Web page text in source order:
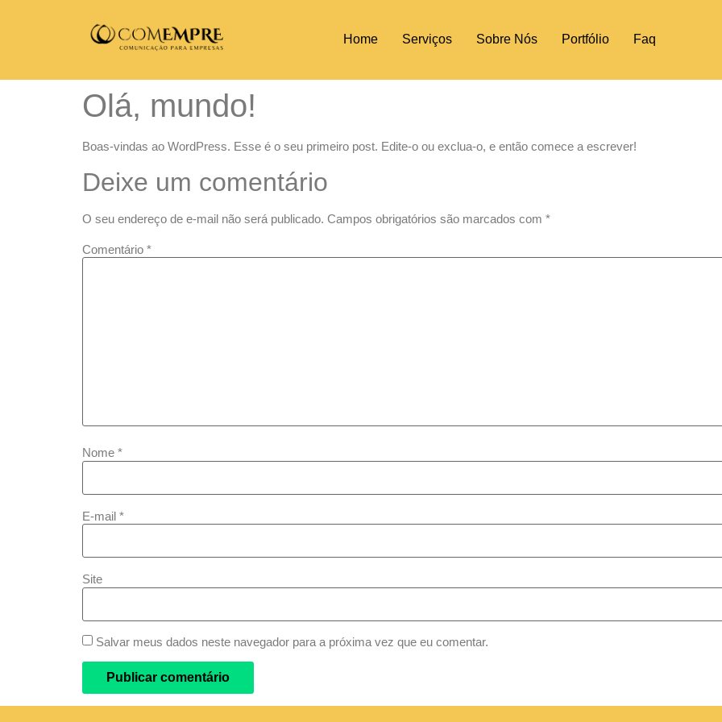
Home Serviços Sobre Nós Portfólio Faq
Olá, mundo!
Boas-vindas ao WordPress. Esse é o seu primeiro post. Edite-o ou exclua-o, e então comece a escrever!
Deixe um comentário
O seu endereço de e-mail não será publicado. Campos obrigatórios são marcados com *
Comentário *
Nome *
E-mail *
Site
Salvar meus dados neste navegador para a próxima vez que eu comentar.